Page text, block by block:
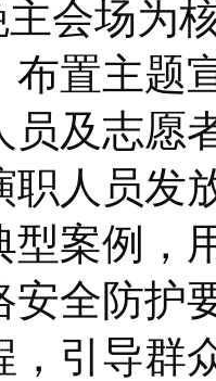
会场为
布置主题
员及志愿
职人员发
型案例，
安全防护
，引导群